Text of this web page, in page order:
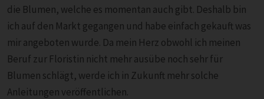
die Blumen, welche es momentan auch gibt. Deshalb bin
ich auf den Markt gegangen und habe einfach gekauft was
mir angeboten wurde. Da mein Herz obwohl ich meinen
Beruf zur Floristin nicht mehr ausübe noch sehr für
Blumen schlägt, werde ich in Zukunft mehr solche
Anleitungen veröffentlichen.